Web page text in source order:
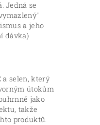
Jedná se
a jeho
dávka)
a selen, který
útokům
jako
takže
produktů.